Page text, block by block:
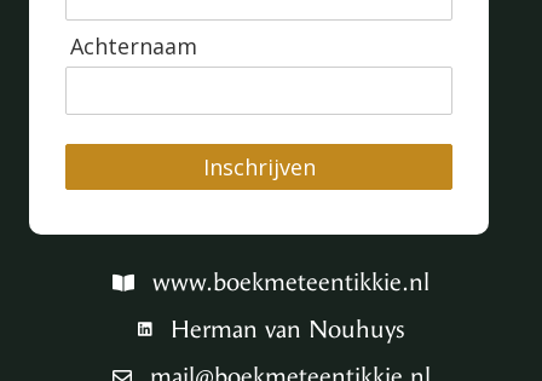
Achternaam
Inschrijven
www.boekmeteentikkie.nl
Herman van Nouhuys